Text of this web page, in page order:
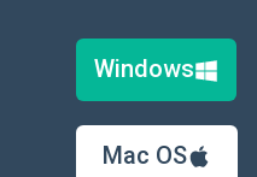
Windows
Mac OS